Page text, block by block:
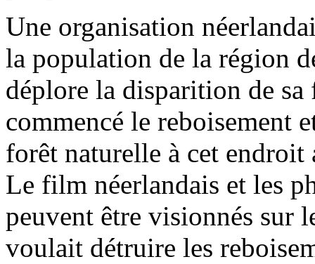
Une organisation
la population de la région
déplore la disparition de
commencé le reboisement
forêt naturelle à cet endroit
Le film néerlandais et les
peuvent être visionnés sur
voulait détruire les